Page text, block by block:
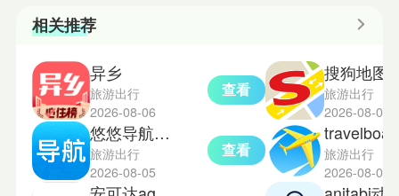
相关推荐
异乡
旅游出行
2026-08-06
查看
悠悠导航车机版
旅游出行
2026-08-05
查看
旅游出行
2026-08-04
旅游出行
2026-08-03